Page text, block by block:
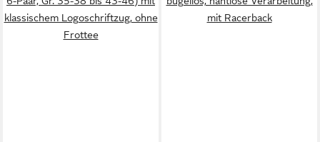
klassischem Logoschriftzug, ohne
Frottee
mit Racerback